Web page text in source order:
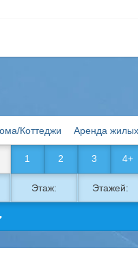
Коттеджи Аренда жилых
1 2 3 4+
Этаж: Этажей: